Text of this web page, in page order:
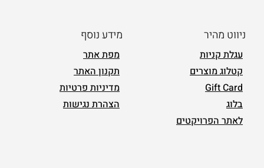
ניווט מהיר
עגלת קניות
קטלוג מוצרים
Gift Card
בלוג
לאתר הפרויקטים
מידע נוסף
מפת אתר
תקנון האתר
מדיניות פרטיות
הצהרת נגישות